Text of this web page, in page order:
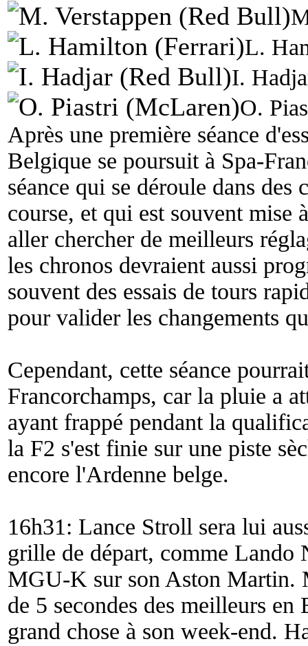
L.
I.
O.
Après une première séance
Belgique se poursuit à Spa-
séance qui se déroule dans
course, et qui est souvent mise
aller chercher de meilleurs
les chronos devraient aussi
souvent des essais de tours
pour valider les changements
Cependant, cette séance
Francorchamps, car la pluie a
ayant frappé pendant la
la F2 s'est finie sur une piste
encore l'Ardenne belge.
16h31: Lance Stroll sera lui
grille de départ, comme Lando
MGU-K sur son Aston Martin.
de 5 secondes des meilleurs en
grand chose à son week-end.